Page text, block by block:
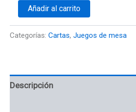
Añadir al carrito
Categorías: Cartas, Juegos de mesa
Descripción